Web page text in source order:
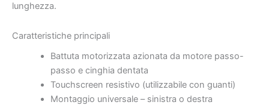
lunghezza.
Caratteristiche principali
Battuta motorizzata azionata da motore passo-
passo e cinghia dentata
Touchscreen resistivo (utilizzabile con guanti)
Montaggio universale – sinistra o destra